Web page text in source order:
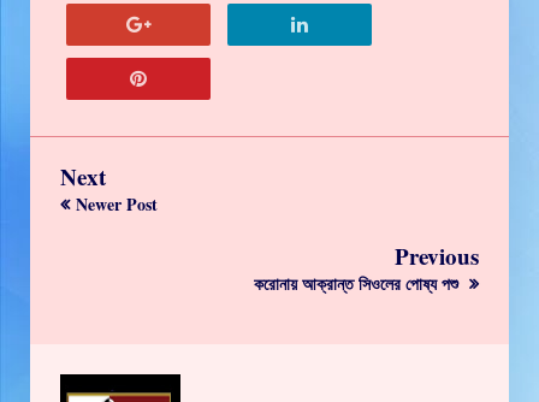
Next
Newer Post
Previous
করোনায় আক্রান্ত সিওলের পোষ্য পশু